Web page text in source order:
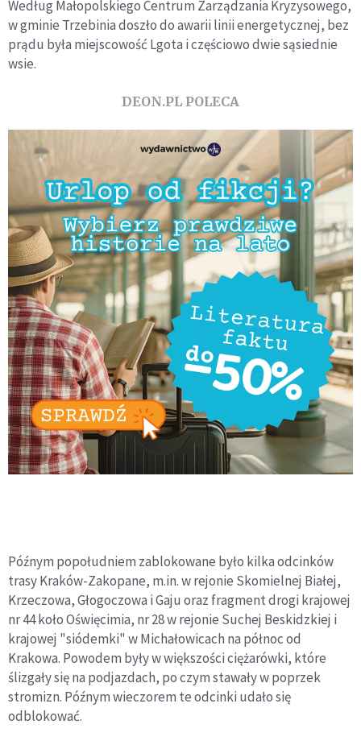
Według Małopolskiego Centrum Zarządzania Kryzysowego,
w gminie Trzebinia doszło do awarii linii energetycznej, bez
prądu była miejscowość Lgota i częściowo dwie sąsiednie
wsie.
DEON.PL POLECA
Późnym popołudniem zablokowane było kilka odcinków
trasy Kraków-Zakopane, m.in. w rejonie Skomielnej Białej,
Krzeczowa, Głogoczowa i Gaju oraz fragment drogi krajowej
nr 44 koło Oświęcimia, nr 28 w rejonie Suchej Beskidzkiej i
krajowej "siódemki" w Michałowicach na północ od
Krakowa. Powodem były w większości ciężarówki, które
ślizgały się na podjazdach, po czym stawały w poprzek
stromizn. Późnym wieczorem te odcinki udało się
odblokować.